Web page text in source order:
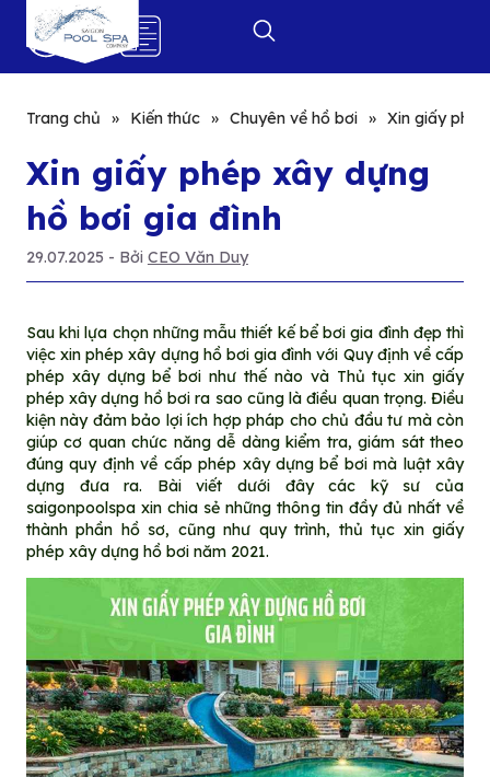
0
Trang chủ » Kiến thức » Chuyên về hồ bơi » Xin giấy
Xin giấy phép xây dựng
hồ bơi gia đình
29.07.2025 - Bởi CEO Văn Duy
Sau khi lựa chọn những mẫu thiết kế bể bơi gia đình đẹp thì
việc xin phép xây dựng hồ bơi gia đình với Quy định về cấp
phép xây dựng bể bơi như thế nào và Thủ tục xin giấy
phép xây dựng hồ bơi ra sao cũng là điều quan trọng. Điều
kiện này đảm bảo lợi ích hợp pháp cho chủ đầu tư mà còn
giúp cơ quan chức năng dễ dàng kiểm tra, giám sát theo
đúng quy định về cấp phép xây dựng bể bơi mà luật xây
dựng đưa ra. Bài viết dưới đây các kỹ sư của
saigonpoolspa xin chia sẻ những thông tin đầy đủ nhất về
thành phần hồ sơ, cũng như quy trình, thủ tục xin giấy
phép xây dựng hồ bơi năm 2021.